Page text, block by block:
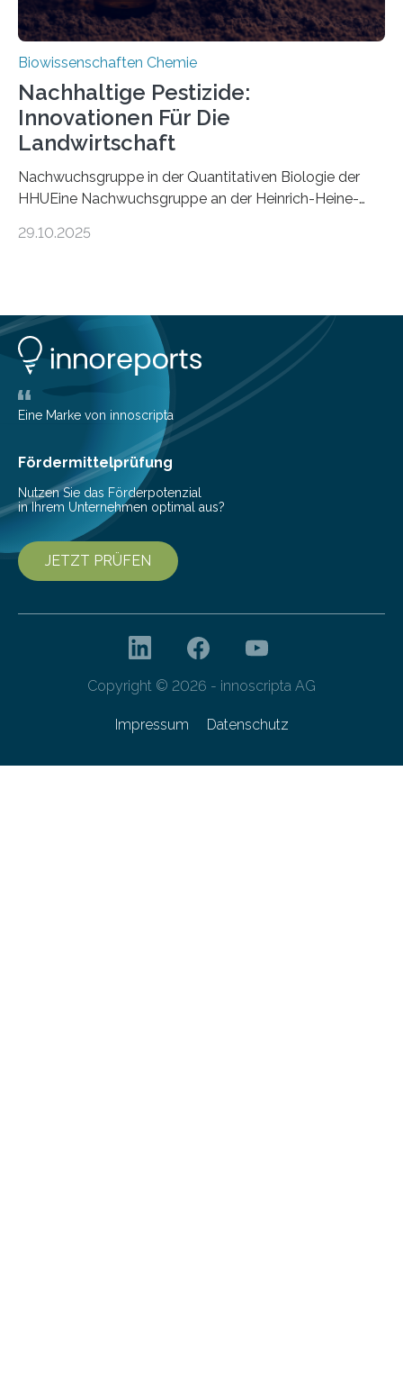
Biowissenschaften Chemie
Nachhaltige Pestizide:
Innovationen Für Die
Landwirtschaft
Nachwuchsgruppe in der Quantitativen Biologie der
HHUEine Nachwuchsgruppe an der Heinrich-Heine-
fünf Jahren erforschen, wie Bakterien auf
Insektenblume. Das Bundesministerium für Forschung,
Technologie und Raumfahrt (BMFTR) fördert das
Projekt im Rahmen der Nationalen
Bioökonomiestrategie mit rund 2,7 Millionen Euro.
Pestizide sind äußerst wichtig, um die globale
Ernährung zu sichern. Ohne sie besteht die weltweite
Gefahr erheblicher…
29.10.2025
Eine Marke von innoscripta
Fördermittelprüfung
Nutzen Sie das Förderpotenzial
in Ihrem Unternehmen optimal aus?
JETZT PRÜFEN
Copyright © 2026 - innoscripta AG
Impressum Datenschutz